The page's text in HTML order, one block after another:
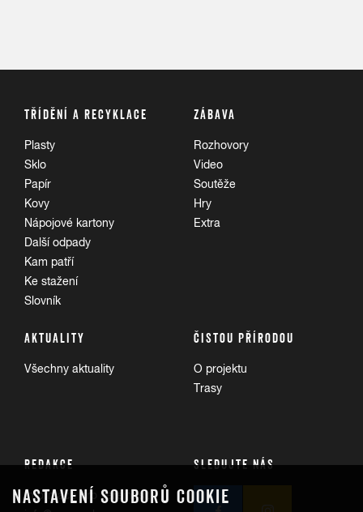
TŘÍDĚNÍ A RECYKLACE
Plasty
Sklo
Papír
Kovy
Nápojové kartony
Další odpady
Kam patří
Ke stažení
Slovník
ZÁBAVA
Rozhovory
Video
Soutěže
Hry
Extra
AKTUALITY
Všechny aktuality
ČISTOU PŘÍRODOU
O projektu
Trasy
REDAKCE
Informace pro veřejnost:
SLEDUJTE NÁS
NASTAVENÍ SOUBORŮ COOKIE